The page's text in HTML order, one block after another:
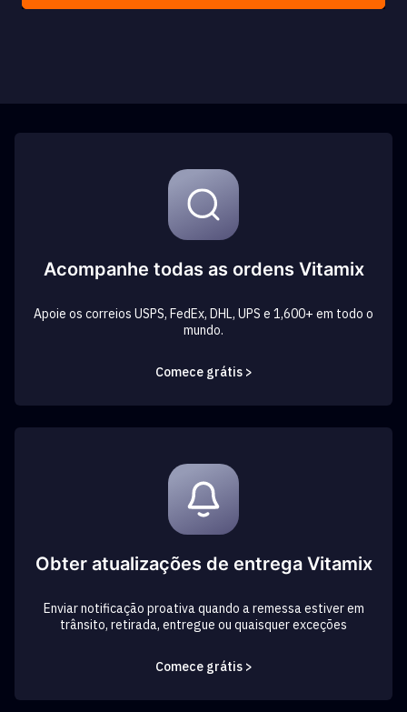
Acompanhe todas as ordens Vitamix
Apoie os correios USPS, FedEx, DHL, UPS e 1,600+ em todo o
mundo.
Comece grátis >
Obter atualizações de entrega Vitamix
Enviar notificação proativa quando a remessa estiver em
trânsito, retirada, entregue ou quaisquer exceções
Comece grátis >